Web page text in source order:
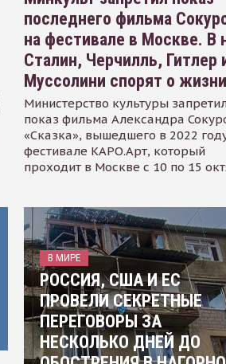
последнего фильма
на фестивале в Москве. В
Сталин, Черчилль, Гитлер
Муссолини спорят о жизни
Министерство культуры
показ фильма Александра
«Сказка», вышедшего в 2022
фестивале КАРО.Арт, который
проходит в Москве с 10 по 15
В МИРЕ
РОССИЯ, США И ЕС
ПРОВЕЛИ СЕКРЕТНЫЕ
ПЕРЕГОВОРЫ ЗА
НЕСКОЛЬКО ДНЕЙ ДО